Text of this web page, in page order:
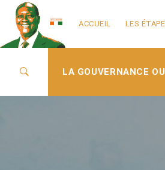
ACCUEIL LES
LA GOUVERNANCE